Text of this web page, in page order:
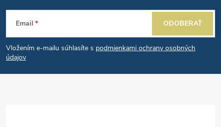
Z
á
p
Email
Vložením e-mailu súhlasíte s podmienkami ochrany osobných
údajov
ODOBERAŤ